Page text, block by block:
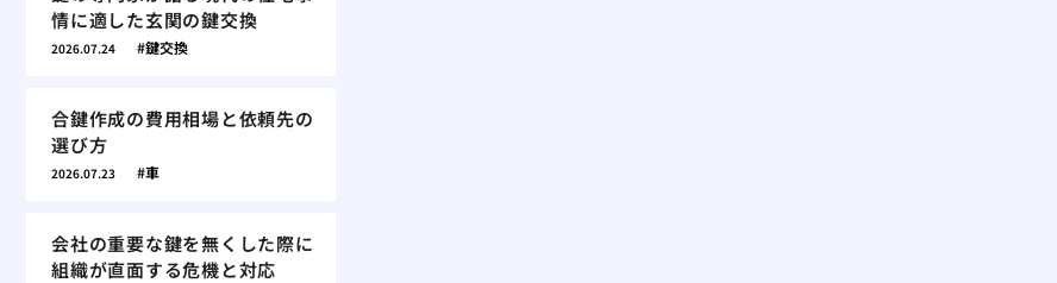
情に適した玄関の鍵交換
2026.07.24 鍵交換
合鍵作成の費用相場と依頼先の
選び方
2026.07.23 車
会社の重要な鍵を無くした際に
組織が直面する危機と対応